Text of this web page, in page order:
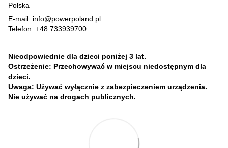
Polska
E-mail: info@powerpoland.pl
Telefon: +48 733939700
Nieodpowiednie dla dzieci poniżej 3 lat.
Ostrzeżenie: Przechowywać w miejscu niedostępnym dla
dzieci.
Uwaga: Używać wyłącznie z zabezpieczeniem urządzenia.
Nie używać na drogach publicznych.